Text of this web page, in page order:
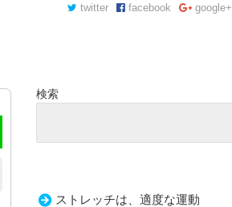
twitter facebook google+
検索
ストレッチは、適度な運動